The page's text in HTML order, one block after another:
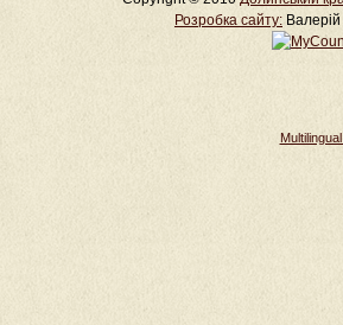
Розробка cайту: